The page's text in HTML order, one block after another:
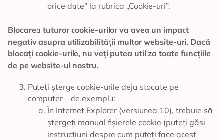
orice date” la rubrica „Cookie-uri”.
Blocarea tuturor cookie-urilor va avea un impact
negativ asupra utilizabilității multor website-uri. Dacă
blocați cookie-urile, nu veți putea utiliza toate funcțiile
de pe website-ul nostru.
Puteți șterge cookie-urile deja stocate pe
computer – de exemplu:
În Internet Explorer (versiunea 10), trebuie să
ștergeți manual fișierele cookie (puteți găsi
instrucțiuni despre cum puteți face acest